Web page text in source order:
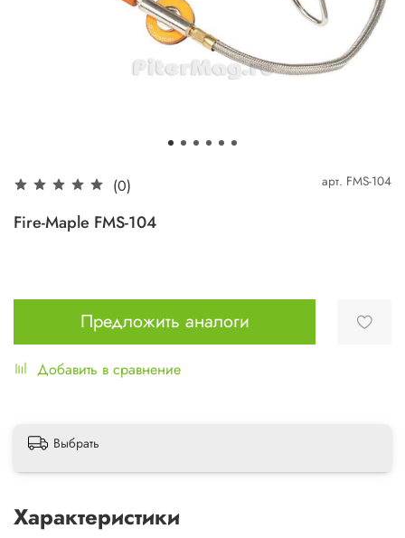
(0) арт. FMS-104
Fire-Maple FMS-104
Предложить аналоги
Добавить в сравнение
Выбрать
Характеристики